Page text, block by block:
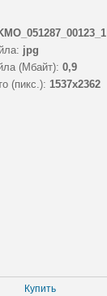
jpg
(Мбайт): 0,9
(пикс.): 1537x2362
Купить